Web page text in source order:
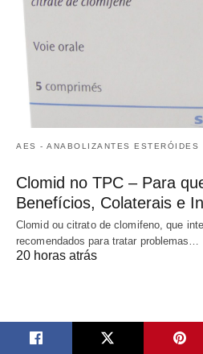
AES - ANABOLIZANTES ESTERÓIDES
Clomid no TPC – Para
Benefícios, Colaterais e
Clomid ou citrato de clomifeno, que
recomendados para tratar problemas…
20 horas atrás